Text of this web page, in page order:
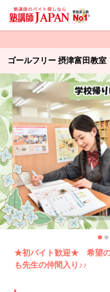
ゴールフリー 摂津富田教室
★初バイト歓迎★ 希望の
も先生の仲間入り♪♪